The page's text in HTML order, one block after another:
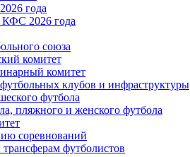
года
КФС 2026 года
союза
комитет
комитет
клубов и инфраструктуры
футбола
пляжного и женского футбола
соревнований
футболистов